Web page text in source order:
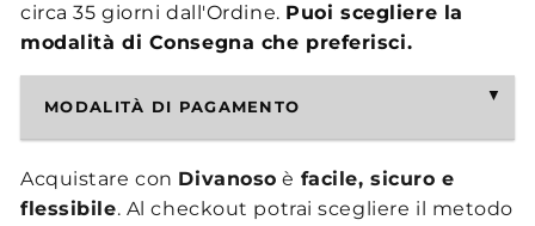
circa 35 giorni dall'Ordine. Puoi scegliere la
modalità di Consegna che preferisci.
MODALITÀ DI PAGAMENTO
Acquistare con Divanoso è facile, sicuro e
flessibile. Al checkout potrai scegliere il metodo